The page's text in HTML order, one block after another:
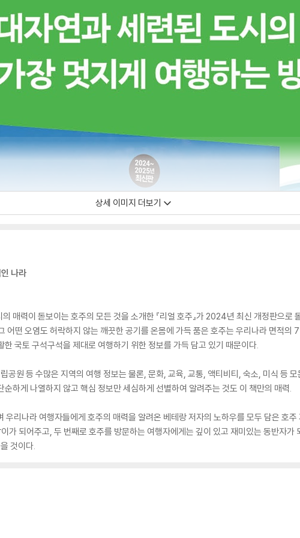
상세 이미지 더보기
나라
매력이 돋보이는 호주의 모든 것을 소개한 『리얼 호주』가 2024년 최신 개정판으로
떤 오염도 허락하지 않는 깨끗한 공기를 온몸에 가득 품은 호주는 우리나라 면적의
국토 구석구석을 제대로 여행하기 위한 정보를 가득 담고 있기 때문이다.
공원 등 수많은 지역의 여행 정보는 물론, 문화, 교육, 교통, 액티비티, 숙소, 미식 등
하게 나열하지 않고 핵심 정보만 세심하게 선별하여 알려주는 것도 이 책만의 매력.
리나라 여행자들에게 호주의 매력을 알려온 베테랑 저자의 노하우를 모두 담은 호
가 되어주고, 두 번째로 호주를 방문하는 여행자에게는 깊이 있고 재미있는 동반자가
것이다.